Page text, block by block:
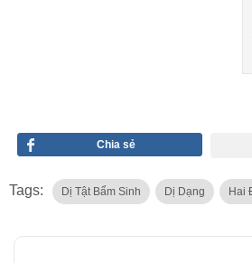
Chia sẻ
Tags: Dị Tật Bẩm Sinh Dị Dạng Hai